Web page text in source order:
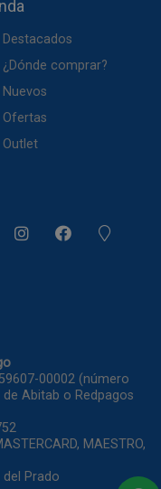
Destacados
¿Dónde comprar?
Nuevos
Ofertas
Outlet
00002 (número
Abitab o Redpagos
MAESTRO,
del Prado